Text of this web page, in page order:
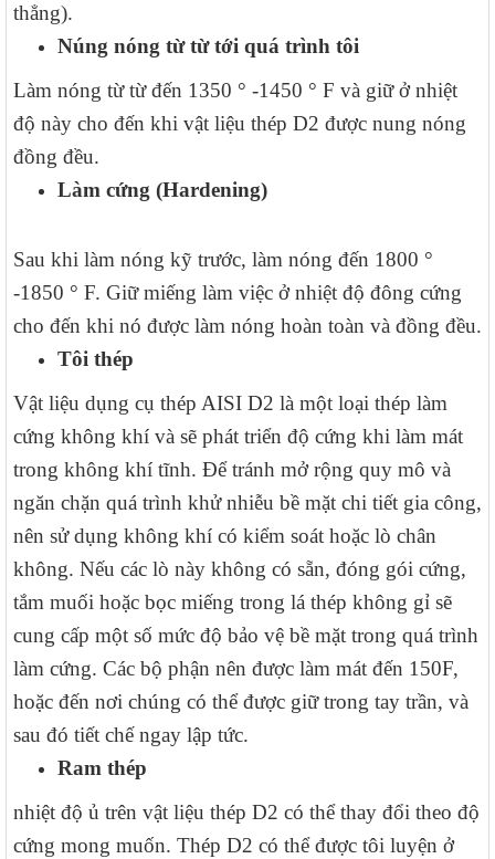
thẳng).
Núng nóng từ từ tới quá trình tôi
Làm nóng từ từ đến 1350 ° -1450 ° F và giữ ở nhiệt
độ này cho đến khi vật liệu thép D2 được nung nóng
đồng đều.
Làm cứng (Hardening)
Sau khi làm nóng kỹ trước, làm nóng đến 1800 °
-1850 ° F. Giữ miếng làm việc ở nhiệt độ đông cứng
cho đến khi nó được làm nóng hoàn toàn và đồng đều.
Tôi thép
Vật liệu dụng cụ thép AISI D2 là một loại thép làm
cứng không khí và sẽ phát triển độ cứng khi làm mát
trong không khí tĩnh. Để tránh mở rộng quy mô và
ngăn chặn quá trình khử nhiễu bề mặt chi tiết gia công,
nên sử dụng không khí có kiểm soát hoặc lò chân
không. Nếu các lò này không có sẵn, đóng gói cứng,
tắm muối hoặc bọc miếng trong lá thép không gỉ sẽ
cung cấp một số mức độ bảo vệ bề mặt trong quá trình
làm cứng. Các bộ phận nên được làm mát đến 150F,
hoặc đến nơi chúng có thể được giữ trong tay trần, và
sau đó tiết chế ngay lập tức.
Ram thép
nhiệt độ ủ trên vật liệu thép D2 có thể thay đổi theo độ
cứng mong muốn. Thép D2 có thể được tôi luyện ở